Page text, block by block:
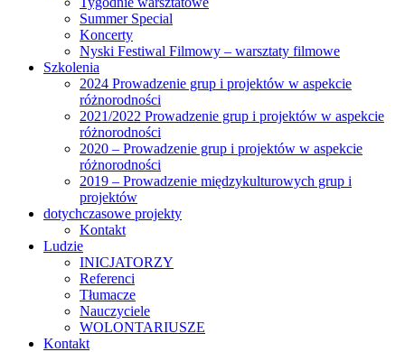
Summer Special
Koncerty
Nyski Festiwal Filmowy – warsztaty filmowe
Szkolenia
2024 Prowadzenie grup i projektów w aspekcie
różnorodności
2021/2022 Prowadzenie grup i projektów w aspekcie
różnorodności
2020 – Prowadzenie grup i projektów w aspekcie
różnorodności
2019 – Prowadzenie międzykulturowych grup i
projektów
dotychczasowe projekty
Kontakt
Ludzie
INICJATORZY
Referenci
Tłumacze
Nauczyciele
WOLONTARIUSZE
Kontakt